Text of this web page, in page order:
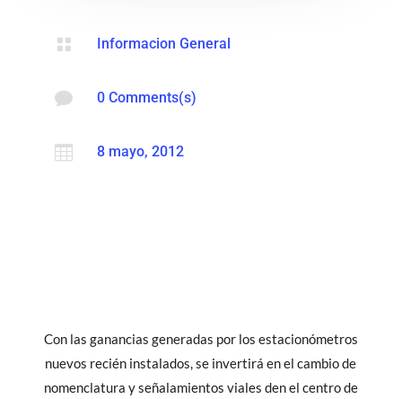
 Informacion General
 0 Comments(s)
 8 mayo, 2012
Con las ganancias generadas por los estacionómetros
nuevos recién instalados, se invertirá en el cambio de
nomenclatura y señalamientos viales den el centro de